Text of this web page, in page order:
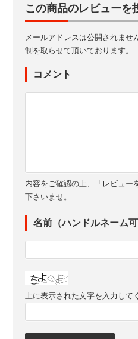
この商品のレビューを
メールアドレスは公開されませ
制を取らせて頂いております。
コメント
内容をご確認の上、「レビュー
下さいませ。
名前（ハンドルネーム可
上に表示された文字を入力して